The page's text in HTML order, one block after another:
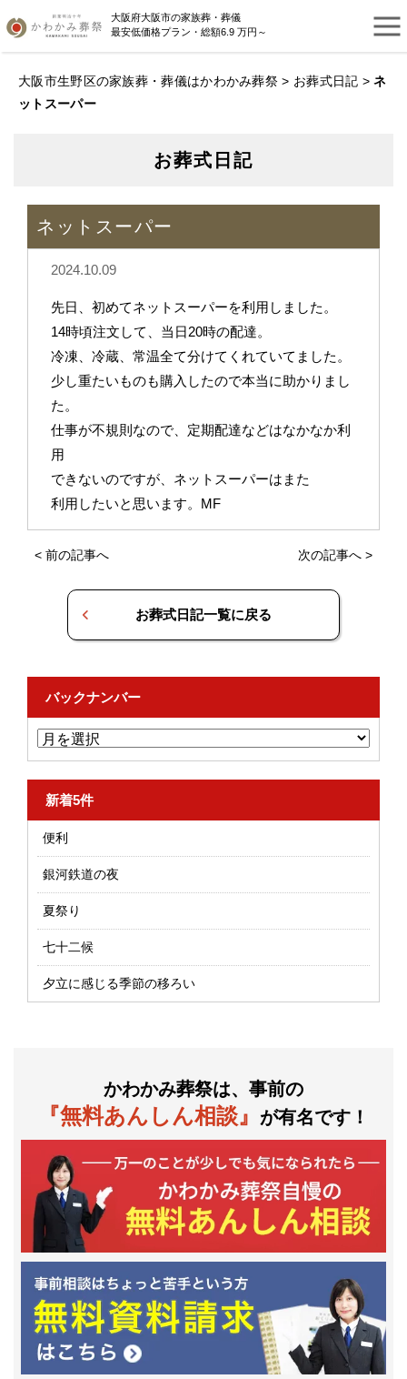
大阪府大阪市の家族葬・葬儀
最安低価格プラン・総額6.9 万円～
大阪市生野区の家族葬・葬儀はかわかみ葬祭 > お葬式日記 >ネ
ットスーパー
お葬式日記
ネットスーパー
2024.10.09
先日、初めてネットスーパーを利用しました。
14時頃注文して、当日20時の配達。
冷凍、冷蔵、常温全て分けてくれていてました。
少し重たいものも購入したので本当に助かりまし
た。
仕事が不規則なので、定期配達などはなかなか利
用
できないのですが、ネットスーパーはまた
利用したいと思います。MF
< 前の記事へ 次の記事へ >
お葬式日記一覧に戻る
バックナンバー
新着5件
便利
銀河鉄道の夜
夏祭り
七十二候
夕立に感じる季節の移ろい
かわかみ葬祭は、事前の
『無料あんしん相談』 が有名です！